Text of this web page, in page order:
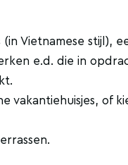
Vietnamese stijl),
e.d. die in
of